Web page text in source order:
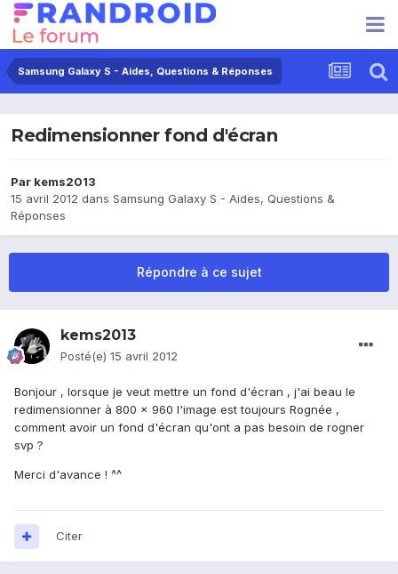
Samsung Galaxy S - Aides, Questions & Réponses
Redimensionner fond d'écran
Par kems2013
15 avril 2012 dans Samsung Galaxy S - Aides, Questions &
Réponses
Répondre à ce sujet
kems2013
Posté(e) 15 avril 2012
Bonjour , lorsque je veut mettre un fond d'écran , j'ai beau le
redimensionner à 800 x 960 l'image est toujours Rognée ,
comment avoir un fond d'écran qu'ont a pas besoin de rogner
svp ?
Merci d'avance ! ^^
Citer